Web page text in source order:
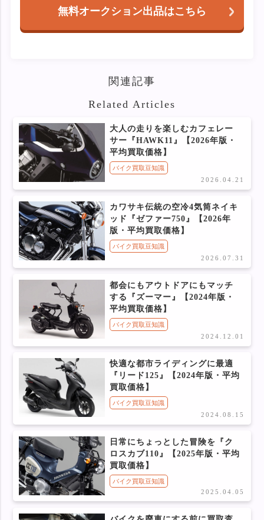
無料オークション出品はこちら
関連記事
Related Articles
大人の走りを楽しむカフェレー
サー『HAWK11』【2026年版・
平均買取価格】
バイク買取豆知識
2026.04.21
カワサキ伝統の空冷4気筒ネイキ
ッド『ゼファー750』【2026年
版・平均買取価格】
バイク買取豆知識
2026.07.31
都会にもアウトドアにもマッチ
する『ズーマー』【2024年版・
平均買取価格】
バイク買取豆知識
2024.12.01
快適な都市ライディングに最適
『リード125』【2024年版・平均
買取価格】
バイク買取豆知識
2024.08.15
日常にちょっとした冒険を『ク
ロスカブ110』【2025年版・平均
買取価格】
バイク買取豆知識
2025.04.05